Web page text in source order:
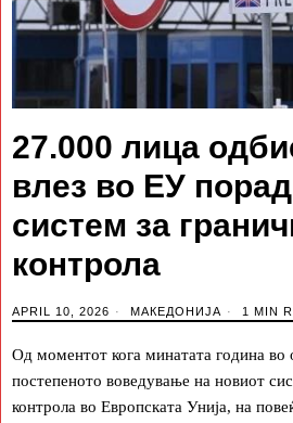
27.000 лица
влез во ЕУ
систем за
контрола
APRIL 10, 2026 МАКЕДОНИЈА 1 MIN
Од моментот кога минатата година во
постепеното воведување на новиот
контрола во Европската Унија, на